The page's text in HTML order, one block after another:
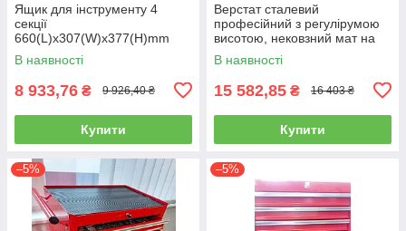
Ящик для інструменту 4
секції
660(L)x307(W)x377(H)mm
(TBT6904-X ) TORIN
NTBT4004-X
В наявності
8 933,76 ₴ 9 926,40 ₴
Купити
Верстат сталевий
професійний з регулірумою
висотою, нековзний мат на
робочому столі
1524x635x927-1067 мм
В наявності
15 582,85 ₴ 16 403 ₴
Купити
–5% –5%